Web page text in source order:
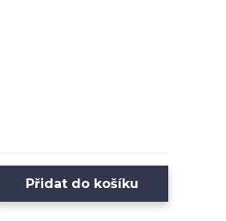
Přidat do košíku